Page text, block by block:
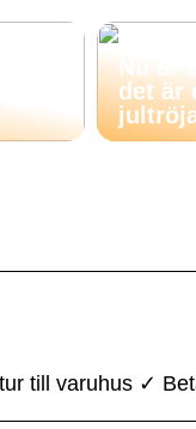
Nu är
det är
till varuhus ✓